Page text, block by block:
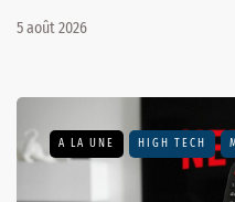
5 août 2026
A LA UNE HIGH TECH